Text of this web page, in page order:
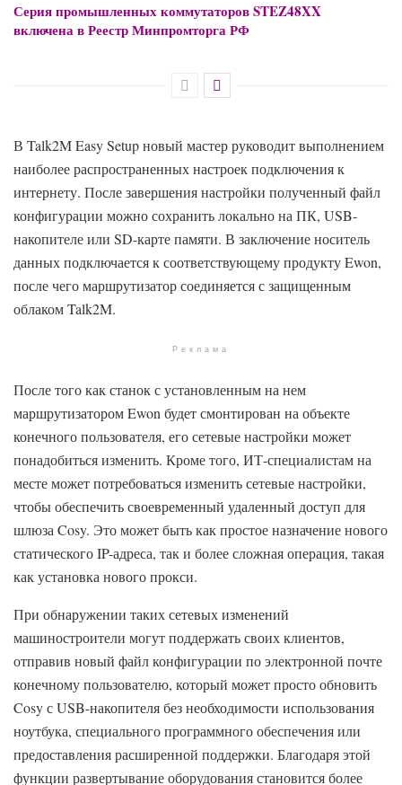
Серия промышленных коммутаторов STEZ48XX
включена в Реестр Минпромторга РФ
В Talk2M Easy Setup новый мастер руководит выполнением
наиболее распространенных настроек подключения к
интернету. После завершения настройки полученный файл
конфигурации можно сохранить локально на ПК, USB-
накопителе или SD-карте памяти. В заключение носитель
данных подключается к соответствующему продукту Ewon,
после чего маршрутизатор соединяется с защищенным
облаком Talk2M.
Реклама
После того как станок с установленным на нем
маршрутизатором Ewon будет смонтирован на объекте
конечного пользователя, его сетевые настройки может
понадобиться изменить. Кроме того, ИТ-специалистам на
месте может потребоваться изменить сетевые настройки,
чтобы обеспечить своевременный удаленный доступ для
шлюза Cosy. Это может быть как простое назначение нового
статического IP-адреса, так и более сложная операция, такая
как установка нового прокси.
При обнаружении таких сетевых изменений
машиностроители могут поддержать своих клиентов,
отправив новый файл конфигурации по электронной почте
конечному пользователю, который может просто обновить
Cosy с USB-накопителя без необходимости использования
ноутбука, специального программного обеспечения или
предоставления расширенной поддержки. Благодаря этой
функции развертывание оборудования становится более